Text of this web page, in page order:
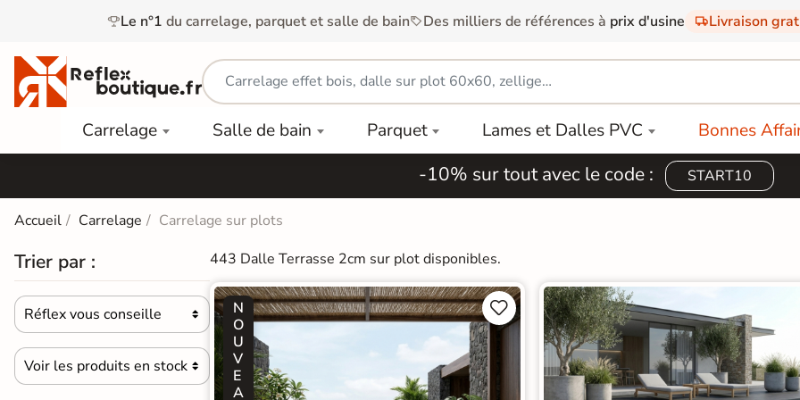
Le n°1 du carrelage, parquet et salle de bain Des milliers de références à prix d'usine Livraison
Carrelage
Carrelage
Extérieur
Dalle
Sur Plot
Carrelage
Salle de
Bain
Colle &
Finition
Salle de bain
Douche
et Balnéos
WC
Carrelage
Salle de
Bain
Parquet
Contrecollé
PAR
COULEUR
Stratifié
Bois
clair
Lames et Dalles PVC
TYPE
PVC
Dalles
PVC
Lames
Bonnes
-10% sur tout avec le code : START10
Accueil Carrelage Carrelage sur plots
Trier par :
Réflex vous conseille 
Voir les produits en stock 
443 Dalle Terrasse 2cm sur plot disponibles.
N
O
U
V
E
A

